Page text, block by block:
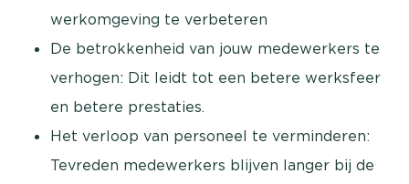
werkomgeving te verbeteren
De betrokkenheid van jouw medewerkers te
verhogen: Dit leidt tot een betere werksfeer
en betere prestaties.
Het verloop van personeel te verminderen:
Tevreden medewerkers blijven langer bij de